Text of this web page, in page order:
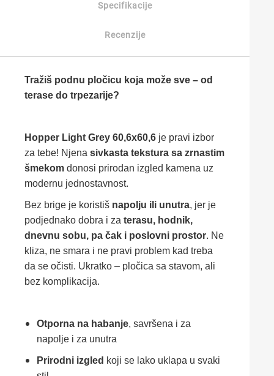
Specifikacije
Recenzije
Tražiš podnu pločicu koja može sve – od
terase do trpezarije?
Hopper Light Grey 60,6x60,6 je pravi izbor
za tebe! Njena sivkasta tekstura sa zrnastim
šmekom donosi prirodan izgled kamena uz
modernu jednostavnost.
Bez brige je koristiš napolju ili unutra, jer je
podjednako dobra i za terasu, hodnik,
dnevnu sobu, pa čak i poslovni prostor. Ne
kliza, ne smara i ne pravi problem kad treba
da se očisti. Ukratko – pločica sa stavom, ali
bez komplikacija.
Otporna na habanje, savršena i za
napolje i za unutra
Prirodni izgled koji se lako uklapa u svaki